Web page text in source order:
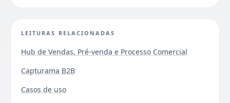
LEITURAS RELACIONADAS
Hub de Vendas, Pré-venda e Processo Comercial
Capturama B2B
Casos de uso